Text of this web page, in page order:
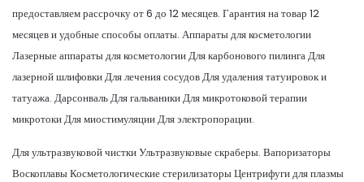
предоставляем рассрочку от 6 до 12 месяцев. Гарантия на товар 12
месяцев и удобные способы оплаты. Аппараты для косметологии
Лазерные аппараты для косметологии Для карбонового пилинга Для
лазерной шлифовки Для лечения сосудов Для удаления татуировок и
татуажа. Дарсонваль Для гальваники Для микротоковой терапии
микротоки Для миостимуляции Для электропорации.
Для ультразвуковой чистки Ультразвуковые скраберы. Вапоризаторы
Воскоплавы Косметологические стерилизаторы Центрифуги для плазмы